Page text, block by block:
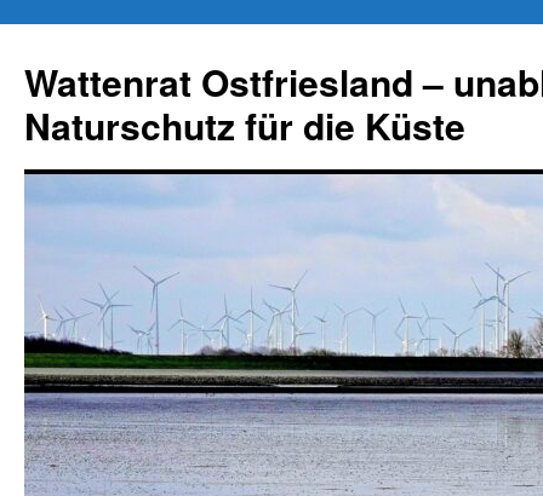
springen
Wattenrat Ostfriesland –
Naturschutz für die Küste